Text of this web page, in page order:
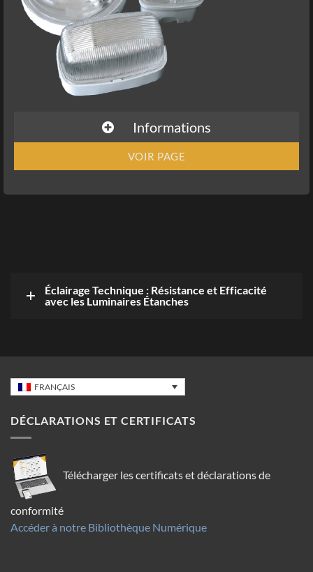
Informations
VOIR PAGE
Éclairage Technique : Résistance et Efficacité
avec les Luminaires Étanches
FRANÇAIS
DÉCLARATIONS ET CERTIFICATS
Télécharger les certificats et déclarations de
conformité
Accéder à notre Bibliothèque Numérique